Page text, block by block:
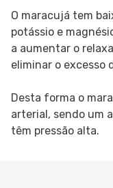
O maracujá tem
potássio e
a aumentar o
eliminar o excesso
Desta forma o
arterial, sendo um
têm pressão alta.